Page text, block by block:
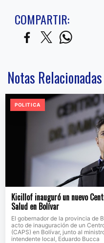
COMPARTIR:
Notas Relacionadas
POLITICA
Kicillof inauguró un nuevo
Salud en Bolívar
El gobernador de la provincia de
acto de inauguración de un
(CAPS) en Bolívar, junto al
intendente local, Eduardo Bucca